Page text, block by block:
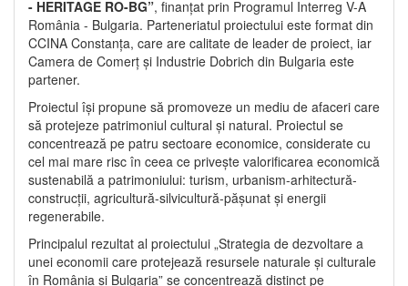
- HERITAGE RO-BG”, finanțat prin Programul Interreg V-A
România - Bulgaria. Parteneriatul proiectului este format din
CCINA Constanța, care are calitate de leader de proiect, iar
Camera de Comerț și Industrie Dobrich din Bulgaria este
partener.
Proiectul își propune să promoveze un mediu de afaceri care
să protejeze patrimoniul cultural și natural. Proiectul se
concentrează pe patru sectoare economice, considerate cu
cel mai mare risc în ceea ce privește valorificarea economică
sustenabilă a patrimoniului: turism, urbanism-arhitectură-
construcții, agricultură-silvicultură-pășunat și energii
regenerabile.
Principalul rezultat al proiectului „Strategia de dezvoltare a
unei economii care protejează resursele naturale și culturale
în România și Bulgaria” se concentrează distinct pe